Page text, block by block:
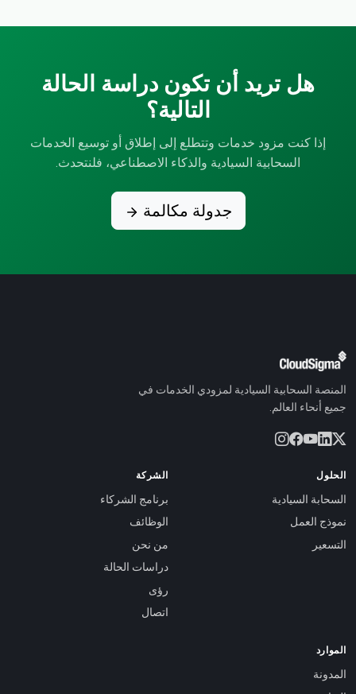
هل تريد أن تكون دراسة الحالة
التالية؟
إذا كنت مزود خدمات وتتطلع إلى إطلاق أو توسيع الخدمات
السحابية السيادية والذكاء الاصطناعي، فلنتحدث.
جدولة مكالمة
المنصة السحابية السيادية لمزودي الخدمات في
جميع أنحاء العالم.
الحلول
السحابة السيادية
نموذج العمل
التسعير
الشركة
برنامج الشركاء
الوظائف
من نحن
دراسات الحالة
رؤى
اتصال
الموارد
المدونة